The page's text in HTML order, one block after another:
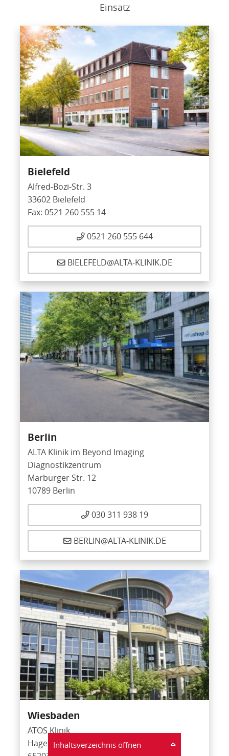
Inhaltsverzeichnis öffnen
Einsatz
Bielefeld
Alfred-Bozi-Str. 3
33602 Bielefeld
Fax: 0521 260 555 14
0521 260 555 644
BIELEFELD@ALTA-KLINIK.DE
Berlin
ALTA Klinik im Beyond Imaging
Diagnostikzentrum
Marburger Str. 12
10789 Berlin
030 311 938 19
BERLIN@ALTA-KLINIK.DE
Wiesbaden
ATOS Klinik
Hagenauer Straße 47